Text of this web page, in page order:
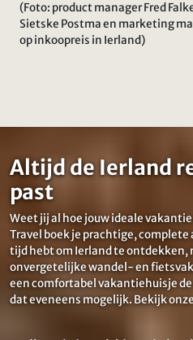
(Foto: product manager Fred
Sietske Postma en marketing
op inkoopreis in Ierland)
Altijd de Ierland
past
Weet jij al hoe jouw ideale
Travel boek je prachtige,
tijd hebt om Ierland te ontdekken,
onvergetelijke wandel- en
een comfortabel vakantiehuisje
dat eveneens mogelijk. Bekijk